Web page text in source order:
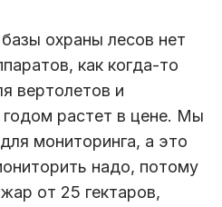
охраны лесов нет
как когда-то
вертолетов и
растет в цене. Мы
мониторинга, а это
надо, потому
от 25 гектаров,